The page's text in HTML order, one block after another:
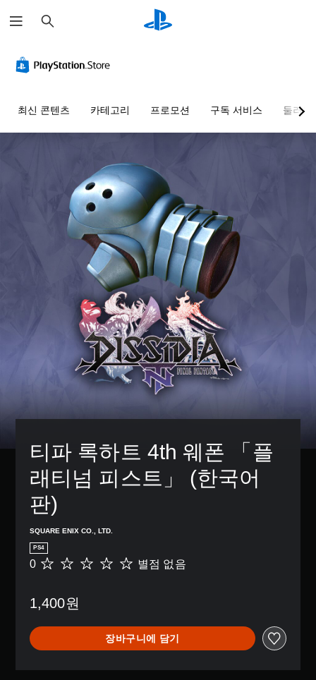
색
최신 콘텐츠 카테고리 프로모션 구독 서비스 둘러보
티파 록하트 4th 웨폰 「플
래티넘 피스트」 (한국어
판)
SQUARE ENIX CO., LTD.
PS4
별
음
0 별점 없음
1,400원
장바구니에 담기